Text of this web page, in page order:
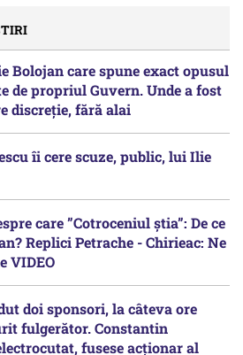
Bolojan care spune exact opusul
de propriul Guvern. Unde a fost
discreție, fără alai
îi cere scuze, public, lui Ilie
care ”Cotroceniul știa”: De ce
Replici Petrache - Chirieac: Ne
VIDEO
doi sponsori, la câteva ore
fulgerător. Constantin
fusese acționar al